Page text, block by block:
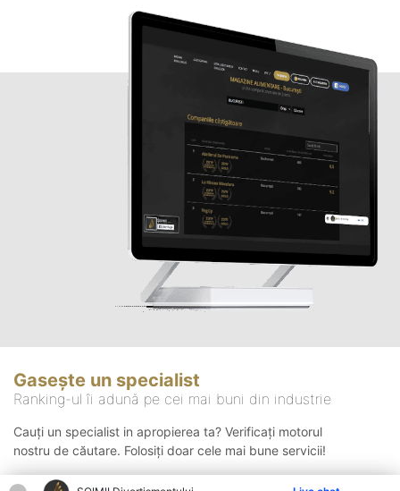
Gasește un specialist
Ranking-ul îi adună pe cei mai buni din industrie
Cauți un specialist in apropierea ta? Verificați motorul
nostru de căutare. Folosiți doar cele mai bune servicii!